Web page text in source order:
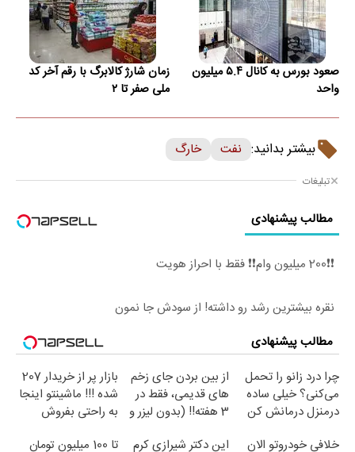
صعود بورس به کانال ۵.۴ میلیون
واحد
زمان شارژ کالابرگ با رقم آخر کد
ملی صفر تا ۲
بیشتر بدانید: نفت خارگ
تبلیغات
مطالب پیشنهادی
❗❗200 میلیون وام❗❗ فقط با احراز هویت
نقره بیشترین رشد رو داشته! از سودش جا نمون
مطالب پیشنهادی
چرا درد زانو را تحمل
می‌کنی؟ خیلی ساده
درمنزل درمانش کن
از بین بردن جای زخم
های قدیمی، فقط در
3 هفته!! (بدون لیزر و
بازار پر از خریدار 207
شده !!! ماشینتو اینجا
به راحتی بفروش
خلافی خودروتو الان
این دکتر شیرازی کرم تا 100 میلیون تومان